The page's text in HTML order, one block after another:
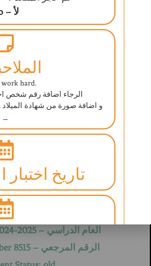
SCHOOL
OF THE MINISTRY OF EDUCATION
LICENSE NO. (520-4764)/(520-4762)
CURRICULUM
استمارة تسجيل
Form
العام الدراسي – Academic Year 2024-2025
الرقم المرجعي – Reference Number 8515
No – لأ
work hard.
الرجاء اضافة رقم شخص
و اضافة صورة من شهادة
–
تاريخ اختبار
تاريخ اختبار
غير